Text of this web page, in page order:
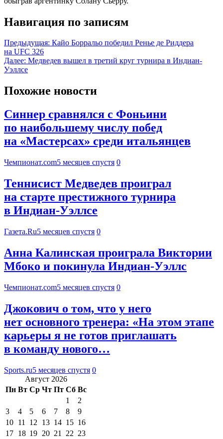
Навигация по записям
Предыдущая: Кайо Борральо победил Ренье де Риддера
на UFC 326
Далее: Медведев вышел в третий круг турнира в Индиан-
Уэллсе
Похожие новости
Синнер сравнялся с Фоньини
по наибольшему числу побед
на «Мастерсах» среди итальянцев
Чемпионат.com5 месяцев спустя 0
Теннисист Медведев проиграл
на старте престижного турнира
в Индиан-Уэллсе
Газета.Ru5 месяцев спустя 0
Анна Калинская проиграла Виктории
Мбоко и покинула Индиан-Уэллс
Чемпионат.com5 месяцев спустя 0
Джокович о том, что у него
нет основного тренера: «На этом этапе
карьеры я не готов приглашать
в команду нового…
Sports.ru5 месяцев спустя 0
Август 2026
Пн Вт Ср Чт Пт Сб Вс
1
2
3
4 5 6 7 8
9
10 11 12 13 14 15 16
17 18 19 20 21 22 23